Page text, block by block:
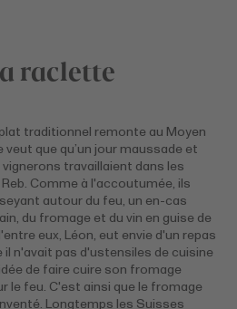
raclette
traditionnel remonte au Moyen
veut que qu’un jour maussade et
travaillaient dans les
Comme à l'accoutumée, ils
autour du feu, un en-cas
du fromage et du vin en guise de
eux, Léon, eut envie d'un repas
il n'avait pas d'ustensiles de cuisine
de faire cuire son fromage
le feu. C'est ainsi que le fromage
Longtemps les Suisses